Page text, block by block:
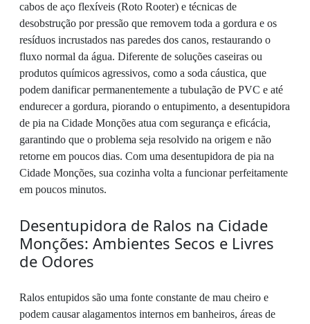
cabos de aço flexíveis (Roto Rooter) e técnicas de
desobstrução por pressão que removem toda a gordura e os
resíduos incrustados nas paredes dos canos, restaurando o
fluxo normal da água. Diferente de soluções caseiras ou
produtos químicos agressivos, como a soda cáustica, que
podem danificar permanentemente a tubulação de PVC e até
endurecer a gordura, piorando o entupimento, a desentupidora
de pia na Cidade Monções atua com segurança e eficácia,
garantindo que o problema seja resolvido na origem e não
retorne em poucos dias. Com uma desentupidora de pia na
Cidade Monções, sua cozinha volta a funcionar perfeitamente
em poucos minutos.
Desentupidora de Ralos na Cidade
Monções: Ambientes Secos e Livres
de Odores
Ralos entupidos são uma fonte constante de mau cheiro e
podem causar alagamentos internos em banheiros, áreas de